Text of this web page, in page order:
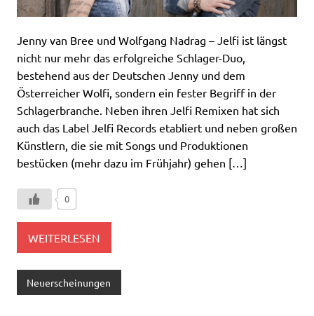
Jenny van Bree und Wolfgang Nadrag – Jelfi ist längst
nicht nur mehr das erfolgreiche Schlager-Duo,
bestehend aus der Deutschen Jenny und dem
Österreicher Wolfi, sondern ein fester Begriff in der
Schlagerbranche. Neben ihren Jelfi Remixen hat sich
auch das Label Jelfi Records etabliert und neben großen
Künstlern, die sie mit Songs und Produktionen
bestücken (mehr dazu im Frühjahr) gehen […]
0
WEITERLESEN
Neuerscheinungen